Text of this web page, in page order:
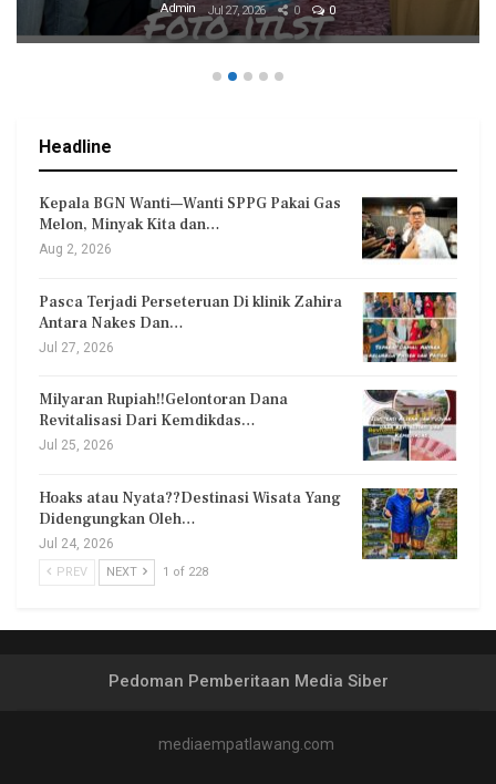
Admin Jul 27, 2026 0 0
Headline
Kepala BGN Wanti—Wanti SPPG Pakai Gas
Melon, Minyak Kita dan…
Aug 2, 2026
Pasca Terjadi Perseteruan Di klinik Zahira
Antara Nakes Dan…
Jul 27, 2026
Milyaran Rupiah!!Gelontoran Dana
Revitalisasi Dari Kemdikdas…
Jul 25, 2026
Hoaks atau Nyata??Destinasi Wisata Yang
Didengungkan Oleh…
Jul 24, 2026
PREV NEXT 1 of 228
Pedoman Pemberitaan Media Siber
mediaempatlawang.com